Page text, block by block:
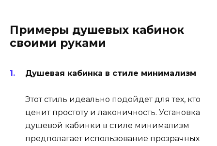
Примеры душевых кабинок
своими руками
Душевая кабинка в стиле минимализм
Этот стиль идеально подойдет для тех, кто
ценит простоту и лаконичность. Установка
душевой кабинки в стиле минимализм
предполагает использование прозрачных